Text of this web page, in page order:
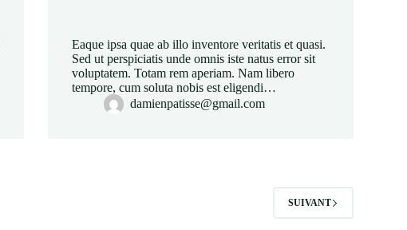
Eaque ipsa quae ab illo inventore veritatis et quasi.
Sed ut perspiciatis unde omnis iste natus error sit
voluptatem. Totam rem aperiam. Nam libero
tempore, cum soluta nobis est eligendi…
damienpatisse@gmail.com
SUIVANT